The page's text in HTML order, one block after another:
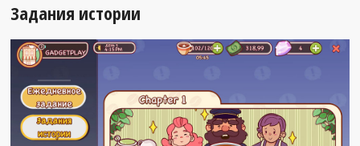
Задания истории